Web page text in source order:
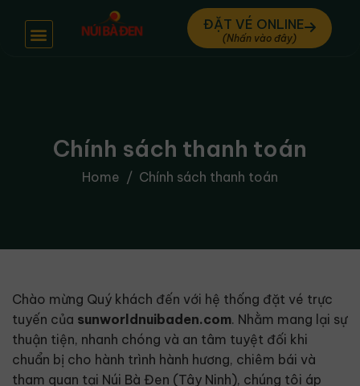
ĐẶT VÉ ONLINE
Chính sách thanh toán
Home Chính sách thanh toán
Chào mừng Quý khách đến với hệ thống đặt vé trực
tuyến của sunworldnuibaden.com. Nhằm mang lại sự
thuận tiện, nhanh chóng và an tâm tuyệt đối khi
chuẩn bị cho hành trình hành hương, chiêm bái và
tham quan tại Núi Bà Đen (Tây Ninh), chúng tôi áp